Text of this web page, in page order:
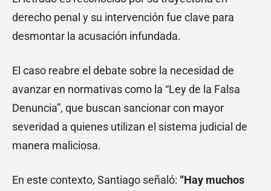
derecho penal y su intervención fue clave para
desmontar la acusación infundada.
El caso reabre el debate sobre la necesidad de
avanzar en normativas como la “Ley de la Falsa
Denuncia”, que buscan sancionar con mayor
severidad a quienes utilizan el sistema judicial de
manera maliciosa.
En este contexto, Santiago señaló: “Hay muchos